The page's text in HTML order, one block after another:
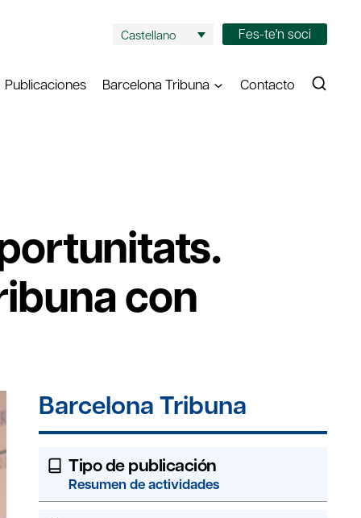
Castellano Fes-te'n soci
Publicaciones Barcelona Tribuna Contacto
con
Barcelona Tribuna
Tipo de publicación
Resumen de actividades